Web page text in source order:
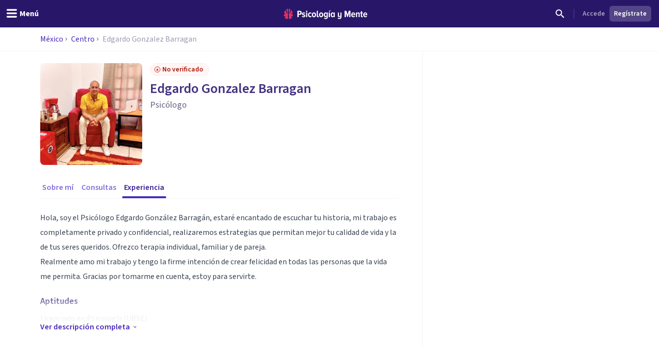
Menú Accede Regístrate
México Centro Edgardo Gonzalez Barragan
No verificado
Edgardo Gonzalez Barragan
Psicólogo
Sobre mí Consultas Experiencia
Hola, soy el Psicólogo Edgardo González Barragán, estaré encantado de escuchar tu historia, mi trabajo es
completamente privado y confidencial, realizaremos estrategias que permitan mejor tu calidad de vida y la
de tus seres queridos. Ofrezco terapia individual, familiar y de pareja.
Realmente amo mi trabajo y tengo la firme intención de crear felicidad en todas las personas que la vida
me permita. Gracias por tomarme en cuenta, estoy para servirte.
Aptitudes
Ver descripción completa